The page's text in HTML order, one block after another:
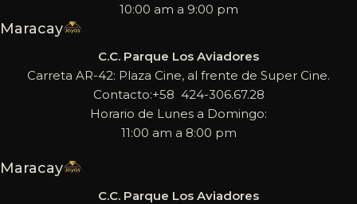
10:00 am a 9:00 pm
Maracay
C.C. Parque Los Aviadores
Carreta AR-42: Plaza Cine, al frente de Super Cine.
Contacto:+58 424-306.67.28
Horario de Lunes a Domingo:
11:00 am a 8:00 pm
Maracay
C.C. Parque Los Aviadores